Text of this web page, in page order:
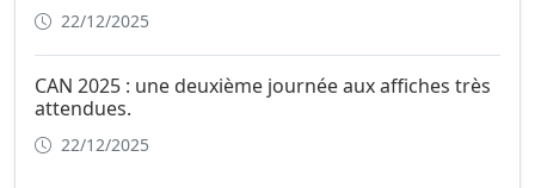
22/12/2025
CAN 2025 : une deuxième journée aux affiches très
attendues.
22/12/2025